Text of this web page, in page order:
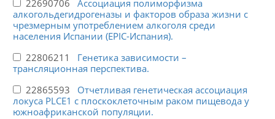
22690706 Ассоциация полиморфизма
алкогольдегидрогеназы и факторов образа жизни с
чрезмерным употреблением алкоголя среди
населения Испании (EPIC-Испания).
22806211 Генетика зависимости –
трансляционная перспектива.
22865593 Отчетливая генетическая ассоциация
локуса PLCE1 с плоскоклеточным раком пищевода у
южноафриканской популяции.